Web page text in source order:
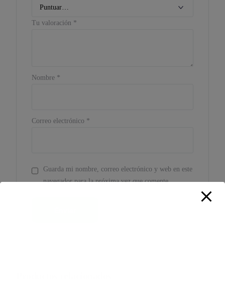
Tu valoración *
Nombre *
Correo electrónico *
Guarda mi nombre, correo electrónico y web en este
navegador para la próxima vez que comente.